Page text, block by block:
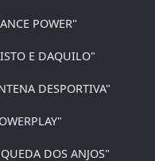
POWER"
E DAQUILO"
DESPORTIVA"
DOS ANJOS"